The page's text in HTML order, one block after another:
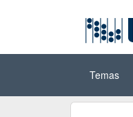
(INEGI)
Temas